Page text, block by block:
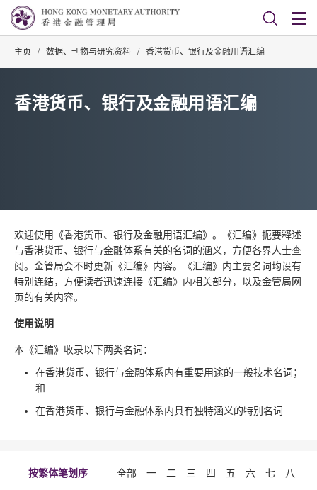
主页 / 数据、刊物与研究资料 / 香港货币、银行及金融用语汇编
香港货币、银行及金融用语汇编
欢迎使用《香港货币、银行及金融用语汇编》。《汇编》扼要释述
与香港货币、银行与金融体系有关的名词的涵义，方便各界人士查
阅。金管局会不时更新《汇编》内容。《汇编》内主要名词均设有
特别连结，方便读者迅速连接《汇编》内相关部分，以及金管局网
页的有关内容。
使用说明
本《汇编》收录以下两类名词：
在香港货币、银行与金融体系内有重要用途的一般技术名词；
和
在香港货币、银行与金融体系内具有独特涵义的特别名词
按繁体笔划序 全部 一 二 三 四 五 六 七 八